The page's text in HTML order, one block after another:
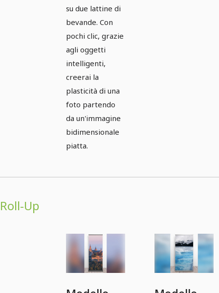
su due lattine di
bevande. Con
pochi clic, grazie
agli oggetti
intelligenti,
creerai la
plasticità di una
foto partendo
da un'immagine
bidimensionale
piatta.
Roll-Up